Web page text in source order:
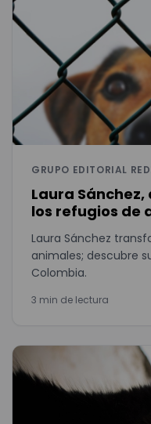
GRUPO EDITORIAL
Laura
los refugios de
Laura Sánchez
animales; descubre
Colombia.
3 min de lectura